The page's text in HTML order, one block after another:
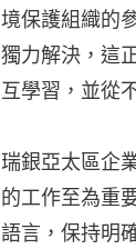
境保護組織的
獨力解決，這
互學習，並從
瑞銀亞太區企
的工作至為重
語言，保持明